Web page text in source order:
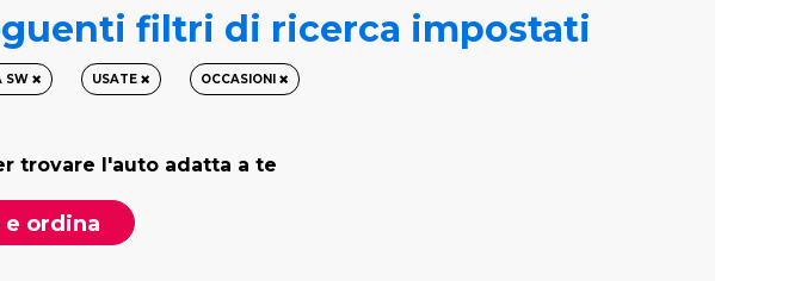
filtri di ricerca impostati
SW USATE OCCASIONI
trovare l'auto adatta a te
e ordina